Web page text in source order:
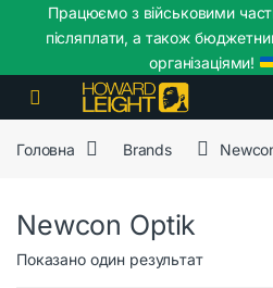
Skip to navigation
Skip to content
Головна Brands
Newcon Optik
Показано один результат
Працюємо з військовими
післяплати, а також
організаціями!